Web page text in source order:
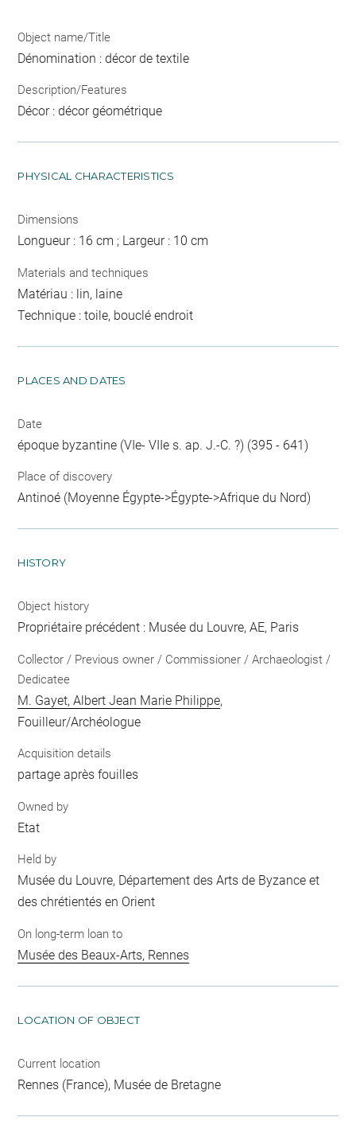
Object name/Title
Dénomination : décor de textile
Description/Features
Décor : décor géométrique
PHYSICAL CHARACTERISTICS
Dimensions
Longueur : 16 cm ; Largeur : 10 cm
Materials and techniques
Matériau : lin, laine
Technique : toile, bouclé endroit
PLACES AND DATES
Date
époque byzantine (VIe- VIIe s. ap. J.-C. ?) (395 - 641)
Place of discovery
Antinoé (Moyenne Égypte->Égypte->Afrique du Nord)
HISTORY
Object history
Propriétaire précédent : Musée du Louvre, AE, Paris
Collector / Previous owner / Commissioner / Archaeologist /
Dedicatee
M. Gayet, Albert Jean Marie Philippe,
Fouilleur/Archéologue
Acquisition details
partage après fouilles
Owned by
Etat
Held by
Musée du Louvre, Département des Arts de Byzance et
des chrétientés en Orient
On long-term loan to
Musée des Beaux-Arts, Rennes
LOCATION OF OBJECT
Current location
Rennes (France), Musée de Bretagne